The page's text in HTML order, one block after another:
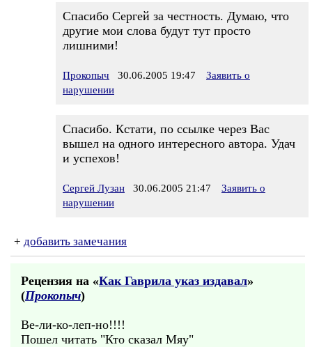
Спасибо Сергей за честность. Думаю, что
другие мои слова будут тут просто
лишними!
Прокопыч 30.06.2005 19:47
Заявить о
нарушении
Спасибо. Кстати, по ссылке через Вас
вышел на одного интересного автора. Удач
и успехов!
Сергей Лузан 30.06.2005 21:47
Заявить о
нарушении
+ добавить замечания
Рецензия на «Как Гаврила указ издавал»
(Прокопыч)
Ве-ли-ко-леп-но!!!!
Пошел читать "Кто сказал Мяу"